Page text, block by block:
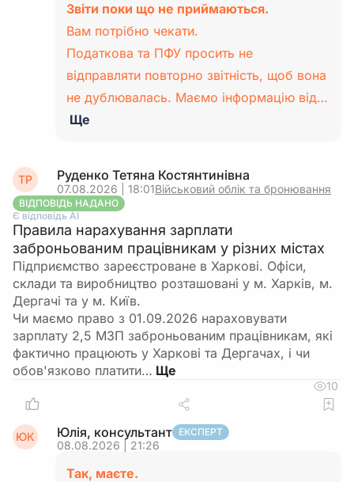
Звіти поки що не приймаються.
Вам потрібно чекати.
Податкова та ПФУ просить не
відправляти повторно звітність, щоб вона
не дублювалась. Маємо інформацію від…
Ще
ТР Руденко Тетяна Костянтинівна
07.08.2026 | 18:01Військовий облік та бронювання
ВІДПОВІДЬ НАДАНО
Є відповідь АІ
Правила нарахування зарплати
заброньованим працівникам у різних містах
Підприємство зареєстроване в Харкові. Офіси,
склади та виробництво розташовані у м. Харків, м.
Дергачі та у м. Київ.
Чи маємо право з 01.09.2026 нараховувати
зарплату 2,5 МЗП заброньованим працівникам, які
фактично працюють у Харкові та Дергачах, і чи
обов'язково платити…
10
ЮК Юлія, консультант ЕКСПЕРТ
08.08.2026 | 21:26
Так, маєте.